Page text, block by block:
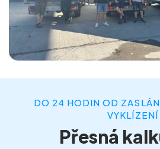
DO 24 HODIN OD
VYKLÍZENÍ
Přesná